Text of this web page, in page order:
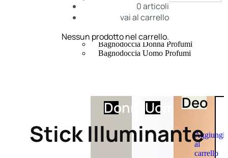
Corpo Donna
Corpo Uomo
Creme Mani
Bagnodoccia Donna Profumi
Bagnodoccia Uomo Profumi
DonnaUomoDeo
Aggiungi
al
carrello
0articoli
vai al carrello
Nessun prodotto nel carrello.
Stick Illuminante